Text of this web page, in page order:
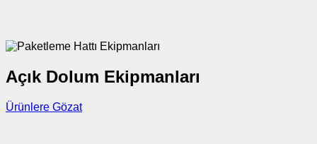
Açık Dolum Ekipmanları
Ürünlere Gözat